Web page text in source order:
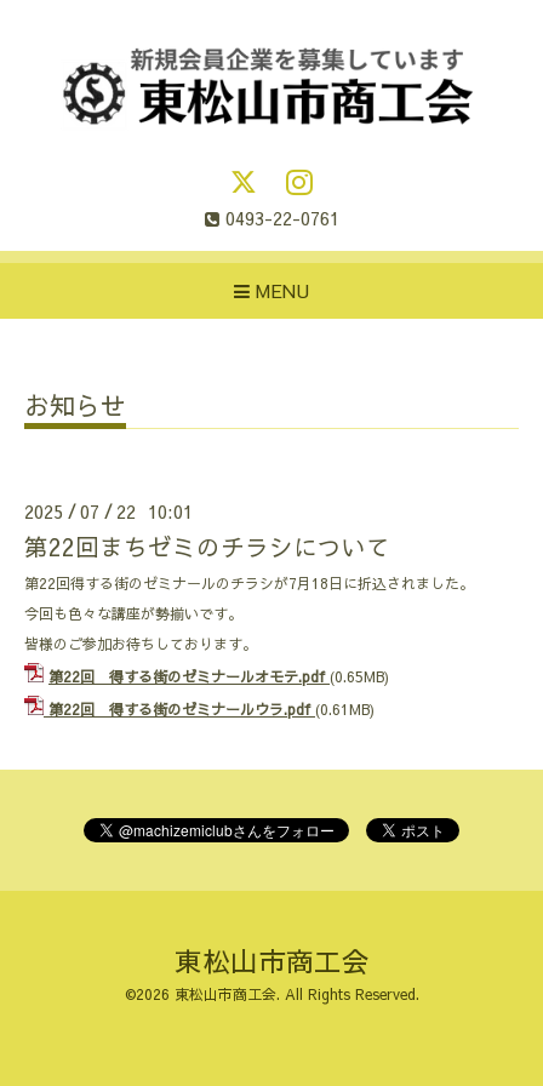
0493-22-0761
MENU
お知らせ
2025 /07 / 22 10:01
第22回まちゼミのチラシについて
第22回得する街のゼミナールのチラシが7月18日に折込されました。
今回も色々な講座が勢揃いです。
皆様のご参加お待ちしております。
第22回 得する街のゼミナールオモテ.pdf (0.65MB)
第22回 得する街のゼミナールウラ.pdf (0.61MB)
東松山市商工会
©2026 東松山市商工会. All Rights Reserved.